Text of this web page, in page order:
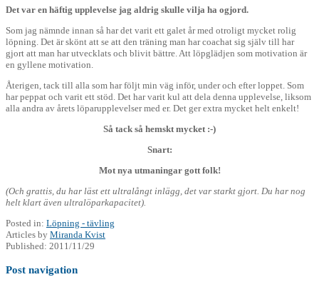
Det var en häftig upplevelse jag aldrig skulle vilja ha ogjord.
Som jag nämnde innan så har det varit ett galet år med otroligt mycket rolig
löpning. Det är skönt att se att den träning man har coachat sig själv till har
gjort att man har utvecklats och blivit bättre. Att löpglädjen som motivation är
en gyllene motivation.
Återigen, tack till alla som har följt min väg inför, under och efter loppet. Som
har peppat och varit ett stöd. Det har varit kul att dela denna upplevelse, liksom
alla andra av årets löparupplevelser med er. Det ger extra mycket helt enkelt!
Så tack så hemskt mycket :-)
Snart:
Mot nya utmaningar gott folk!
(Och grattis, du har läst ett ultralångt inlägg, det var starkt gjort. Du har nog
helt klart även ultralöparkapacitet).
Posted in: Löpning - tävling
Articles by Miranda Kvist
Published: 2011/11/29
Post navigation